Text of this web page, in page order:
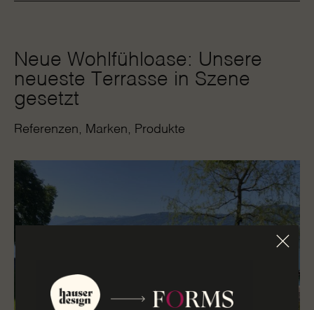
Neue Wohlfühloase: Unsere
neueste Terrasse in Szene
gesetzt
Referenzen Marken Produkte